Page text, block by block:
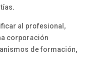
al profesional,
corporación
de formación,